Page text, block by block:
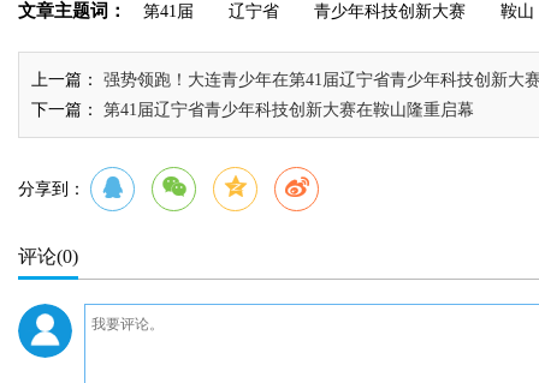
文章主题词： 第41届 辽宁省 青少年科技创新大赛 鞍山
上一篇：
强势领跑！大连青少年在第41届辽宁省青少年科技创新大
下一篇：
第41届辽宁省青少年科技创新大赛在鞍山隆重启幕
分享到：
评论(0)